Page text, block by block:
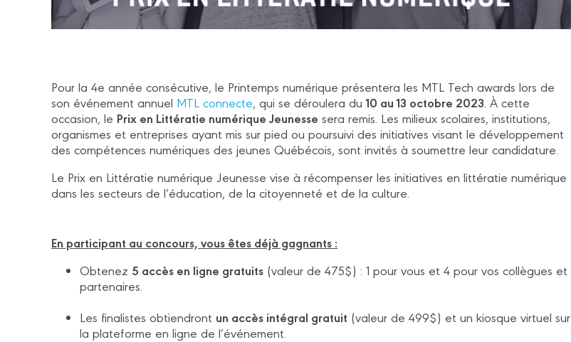
Pour la 4e année consécutive, le Printemps numérique présentera les MTL Tech awards lors de
son événement annuel MTL connecte, qui se déroulera du10 au 13 octobre 2023 . À cette
occasion, le Prix en Littératie numérique Jeunesse sera remis. Les milieux scolaires, institutions,
organismes et entreprises ayant mis sur pied ou poursuivi des initiatives visant le développement
des compétences numériques des jeunes Québécois, sont invités à soumettre leur candidature.
Le Prix en Littératie numérique Jeunesse vise à récompenser les initiatives en littératie numérique
dans les secteurs de l’éducation, de la citoyenneté et de la culture.
En participant au concours, vous êtes déjà gagnants :
Obtenez 5 accès en ligne gratuits (valeur de 475$) : 1 pour vous et 4 pour vos collègues et
partenaires.
Les finalistes obtiendront un accès intégral gratuit (valeur de 499$) et un kiosque virtuel sur
la plateforme en ligne de l’événement.